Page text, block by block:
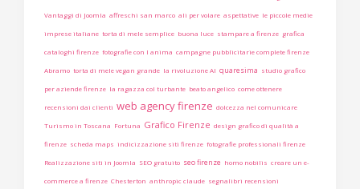
Vantaggi di Joomla affreschi san marco ali per volare aspettative le piccole medie
imprese italiane torta di mele semplice buona luce stampare a firenze grafica
cataloghi firenze fotografie con l anima campagne pubblicitarie complete firenze
Abramo torta di mele vegan grande la rivoluzione AI quaresima studio grafico
per aziende firenze la ragazza col turbante beato angelico come ottenere
recensioni dai clienti web agency firenze dolcezza nel comunicare
Turismo in Toscana Fortuna Grafico Firenze design grafico di qualità a
firenze scheda maps indicizzazione siti firenze fotografie professionali firenze
Realizzazione siti in Joomla SEO gratuito seo firenze homo nobilis creare un e-
commerce a firenze Chesterton anthropic claude segnalibri recensioni